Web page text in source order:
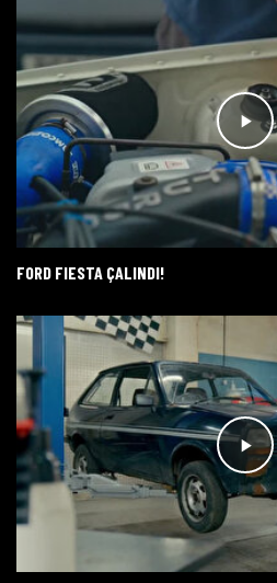
FORD FIESTA ÇALINDI!